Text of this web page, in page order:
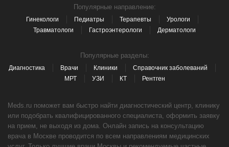
Популярные направление:
Гинекологи Педиатры Терапевты
Урологи
Травматологи
Гастроэнтерологи Дерматологи
Популярные разделы:
Диагностика Врачи Клиники
Справочник заболеваний
МРТ
УЗИ КТ Рентген
Meds.ru поможет вам быстро найти диагностический центр, клинику
или подобрать квалифицированного специалиста, оформить заявку
на прием, не выходя из дома. Онлайн запись на консультацию
врача в Москве проводится по всем направлениям медицинских